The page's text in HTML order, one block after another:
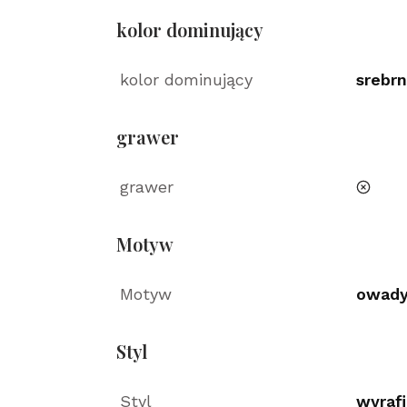
kolor dominujący
kolor dominujący
grawer
grawer nie
Motyw
Motyw
Styl
Styl